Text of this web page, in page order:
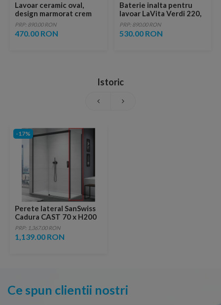
Lavoar ceramic oval,
design marmorat crem
lucios cu vene aurii,
ventil inclus
PRP: 890.00 RON
470.00 RON
Baterie inalta pentru
lavoar LaVita Verdi 220,
fara ventil, brushed
copper
PRP: 890.00 RON
530.00 RON
Istoric
-17%
Perete lateral SanSwiss
Cadura CAST 70 x H200
cm profil negru mat
PRP: 1,367.00 RON
1,139.00 RON
Ce spun clientii nostri